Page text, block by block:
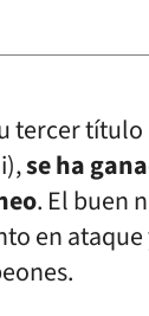
tercer
se ha
. El buen
en